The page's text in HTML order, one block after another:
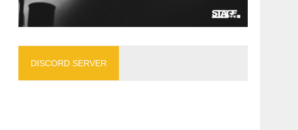
DISCORD SERVER